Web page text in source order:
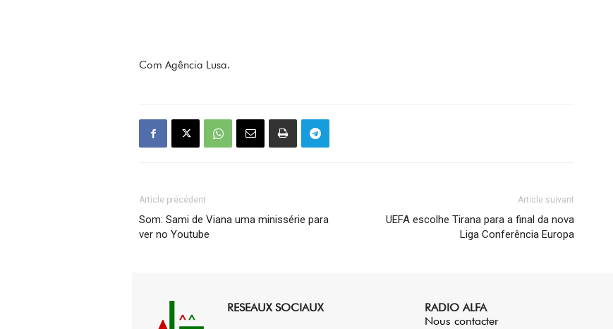
Com Agência Lusa.
Article précédent
Som: Sami de Viana uma minissérie para
ver no Youtube
Article suivant
UEFA escolhe Tirana para a final da nova
Liga Conferência Europa
RESEAUX SOCIAUX
RADIO ALFA
Nous contacter